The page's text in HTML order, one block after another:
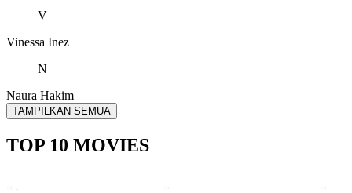
V
Vinessa Inez
N
Naura Hakim
TAMPILKAN SEMUA
TOP 10 MOVIES